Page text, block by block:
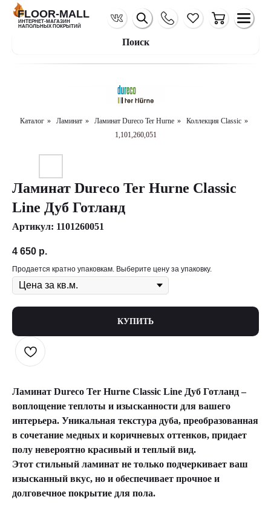
Поиск
FLOOR-MALL
ИНТЕРНЕТ-МАГАЗИН
НАПОЛЬНЫХ ПОКРЫТИЙ
Каталог » Ламинат » Ламинат Dureco Ter Hurne » Коллекция Classic »
1,101,260,051
Ламинат Dureco Ter Hurne Classic
Line Дуб Готланд
Артикул: 1101260051
4 650 р.
Продается кратно упаковкам. Выберите цену за упаковку.
КУПИТЬ
Ламинат Dureco Ter Hurne Classic Line Дуб Готланд –
воплощение теплоты и изысканности для вашего
интерьера. Уникальная текстура дуба, преобразованная
в сочетание медных и коричневых оттенков, придает
полу невероятно красивый и теплый вид.
Этот стильный ламинат не только подчеркивает ваш
изысканный вкус, но и обеспечивает прочное и
долговечное покрытие для пола.